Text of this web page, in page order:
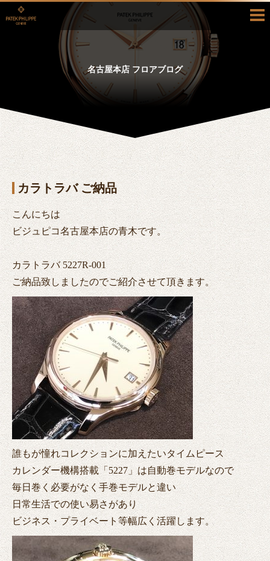
HOME COLLECTION
HISTORY SHOP INFO
真面目ブログ 採用情報
CONTACT
お問い合わせ カタログ請求
名古屋本店 フロアブログ
カラトラバ ご納品
こんにちは
ビジュピコ名古屋本店の青木です。
カラトラバ 5227R-001
ご納品致しましたのでご紹介させて頂きます。
誰もが憧れコレクションに加えたいタイムピース
カレンダー機構搭載「5227」は自動巻モデルなので
毎日巻く必要がなく手巻モデルと違い
日常生活での使い易さがあり
ビジネス・プライベート等幅広く活躍します。